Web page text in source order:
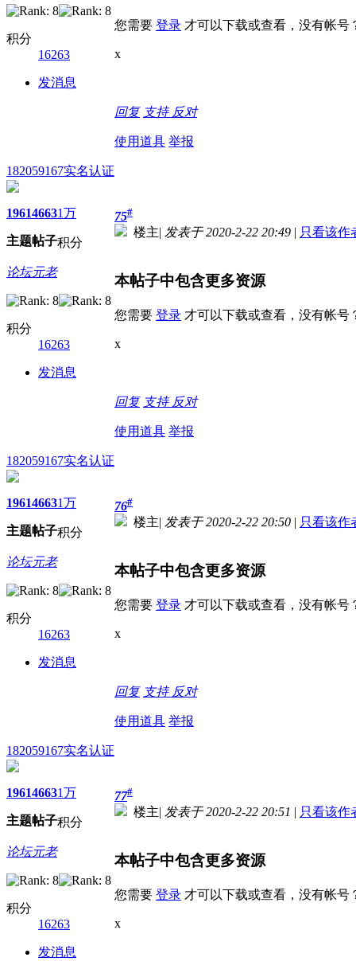
积分
16263
发消息
您需要 登录 才可以下载或查看，没有帐号
x
回复 支持 反对
使用道具 举报
182059167实名认证
1961
主题
4663
帖子
1万
积分
论坛元老
积分
16263
发消息
75#
楼主| 发表于 2020-2-22 20:49 | 只看该作
本帖子中包含更多资源
您需要 登录 才可以下载或查看，没有帐号
x
回复 支持 反对
使用道具 举报
182059167实名认证
1961
主题
4663
帖子
1万
积分
论坛元老
积分
16263
发消息
76#
楼主| 发表于 2020-2-22 20:50 | 只看该作
本帖子中包含更多资源
您需要 登录 才可以下载或查看，没有帐号
x
回复 支持 反对
使用道具 举报
182059167实名认证
1961
主题
4663
帖子
1万
积分
论坛元老
积分
16263
发消息
77#
楼主| 发表于 2020-2-22 20:51 | 只看该作
本帖子中包含更多资源
您需要 登录 才可以下载或查看，没有帐号
x